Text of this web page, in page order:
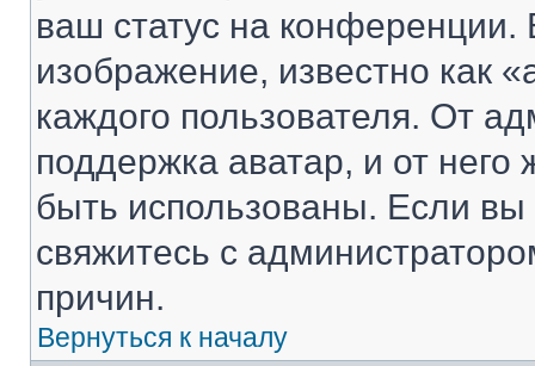
ваш статус на
изображение, известно как
каждого пользователя. От
поддержка аватар, и от него
быть использованы. Если
свяжитесь с
причин.
Вернуться к началу